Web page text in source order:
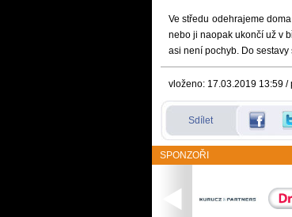
Ve středu odehrajeme
nebo ji naopak ukončí už v
asi není pochyb. Do
vloženo: 17.03.2019 13:59 /
Sdílet
SPONZOŘI